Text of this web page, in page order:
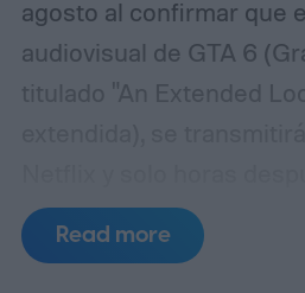
agosto al confirmar que
audiovisual de GTA 6
titulado "An Extended
plataformas habituales
presentación, que
Read more